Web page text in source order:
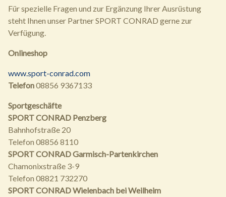
Für spezielle Fragen und zur Ergänzung Ihrer Ausrüstung
steht Ihnen unser Partner SPORT CONRAD gerne zur
Verfügung.
Onlineshop
www.sport-conrad.com
Telefon08856 9367133
Sportgeschäfte
SPORT CONRAD Penzberg
Bahnhofstraße 20
Telefon 08856 8110
SPORT CONRAD Garmisch-Partenkirchen
Chamonixstraße 3-9
Telefon 08821 732270
SPORT CONRAD Wielenbach bei Weilheim